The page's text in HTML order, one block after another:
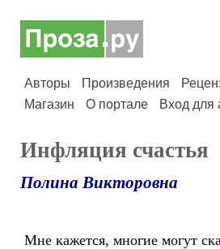
Авторы Произведения
Магазин
О портале Вход для
Инфляция счастья
Полина Викторовна
Мне кажется, многие могут